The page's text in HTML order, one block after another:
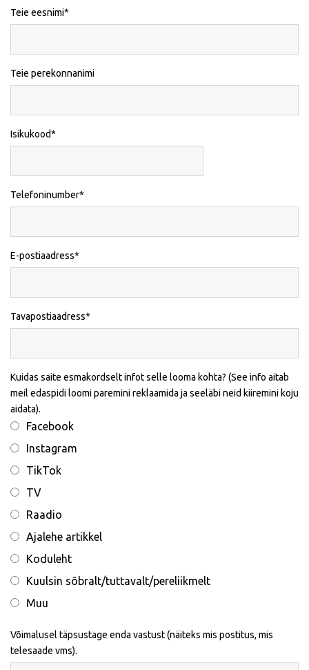
Teie eesnimi
Teie perekonnanimi
Isikukood
Telefoninumber
E-postiaadress
Tavapostiaadress
Kuidas saite esmakordselt infot selle looma kohta? (See info aitab
meil edaspidi loomi paremini reklaamida ja seeläbi neid kiiremini koju
aidata).
Facebook
Instagram
TikTok
TV
Raadio
Ajalehe artikkel
Koduleht
Kuulsin sõbralt/tuttavalt/pereliikmelt
Muu
Võimalusel täpsustage enda vastust (näiteks mis postitus, mis
telesaade vms).